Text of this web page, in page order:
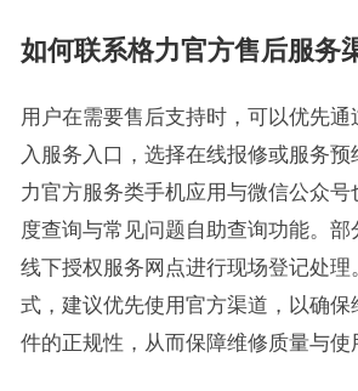
如何联系格力官方售后服务
用户在需要售后支持时，可以优先
入服务入口，选择在线报修或服务
力官方服务类手机应用与微信公众
度查询与常见问题自助查询功能。部
线下授权服务网点进行现场登记处理
式，建议优先使用官方渠道，以确保
件的正规性，从而保障维修质量与使